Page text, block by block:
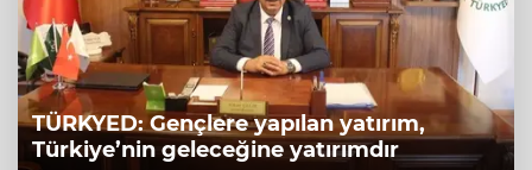
TÜRKYED: Gençlere yapılan yatırım,
Türkiye’nin geleceğine yatırımdır